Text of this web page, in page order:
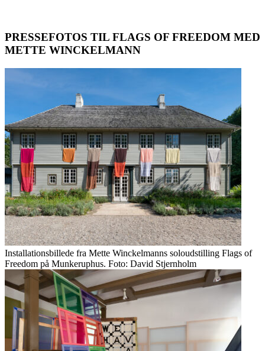
PRESSEFOTOS TIL FLAGS OF FREEDOM MED
METTE WINCKELMANN
Installationsbillede fra Mette Winckelmanns soloudstilling Flags of
Freedom på Munkeruphus. Foto: David Stjernholm